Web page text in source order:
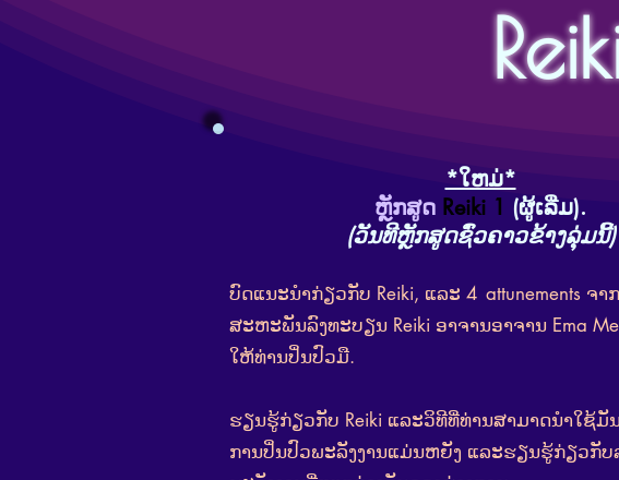
*ໃຫມ່*
ຫຼັກສູດ Reiki 1 (ຜູ້ເລີ່ມ).
(ວັນທີຫຼັກສູດຊົ່ວຄາວຂ້າງລຸ່ມນີ້)
ບົດແນະນໍາກ່ຽວກັບ Reiki, ແລະ 4 attunements ຈາ
ສະຫະພັນລົງທະບຽນ Reiki ອາຈານອາຈານ Ema
ໃຫ້ທ່ານປິ່ນປົວມື.
ຮຽນຮູ້ກ່ຽວກັບ Reiki ແລະວິທີທີ່ທ່ານສາມາດນໍາໃຊ້ມັ
ການປິ່ນປົວພະລັງງານແມ່ນຫຍັງ ແລະຮຽນຮູ້ກ່ຽວກັບ